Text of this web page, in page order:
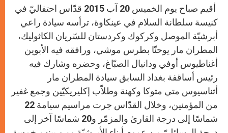
p
p
g
e
r
o
k
r أقيم صباح يوم الخميس 20 آب 2015 قدّاس احتفاليّ في
كنيسة سلطانة السلام في عينكاوة، ترأسه سيادة راعي
أبرشيّة الموصل وكركوك وكردستان للسّريان الكاثوليك،
المطران مار يوحنّا بطرس موشي، ورافقه فيه الأبوين
أغناطيوس أوفي ودانيال الصبّاغ، وحضره وشارك فيه
رئيس أساقفة بغداد السابق سيادة المطران مار
أثناسيوس متي متوكا وكهنة وطلاّب إكليريكيّين وجمع غفير
من المؤمنين، وخلال القدّاس جرت مراسيم سيامة 22
شماسًا إلى درجة القارئ والمزمّر و20 شماسًا آخر إلى